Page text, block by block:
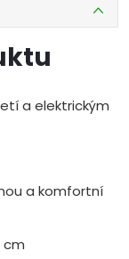
a elektrickým
a komfortní
cm